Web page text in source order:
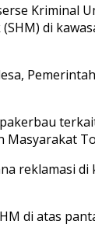
Kriminal
di
reklamasi
di atas